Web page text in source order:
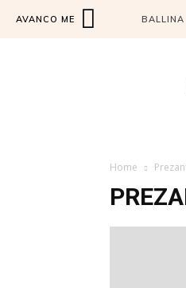
AVANCO ME BALLINA
Home